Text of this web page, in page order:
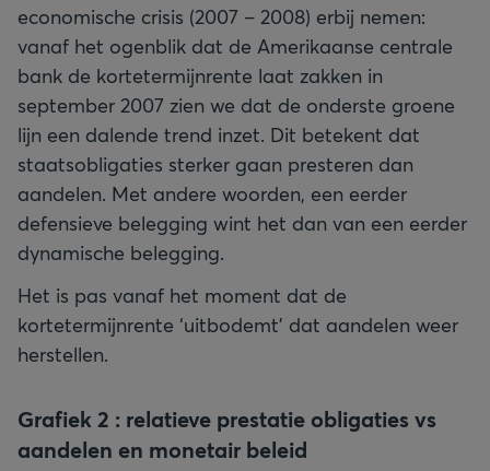
economische crisis (2007 – 2008) erbij nemen:
vanaf het ogenblik dat de Amerikaanse centrale
bank de kortetermijnrente laat zakken in
september 2007 zien we dat de onderste groene
lijn een dalende trend inzet. Dit betekent dat
staatsobligaties sterker gaan presteren dan
aandelen. Met andere woorden, een eerder
defensieve belegging wint het dan van een eerder
dynamische belegging.
Het is pas vanaf het moment dat de
kortetermijnrente ‘uitbodemt’ dat aandelen weer
herstellen.
Grafiek 2 : relatieve prestatie obligaties vs
aandelen en monetair beleid